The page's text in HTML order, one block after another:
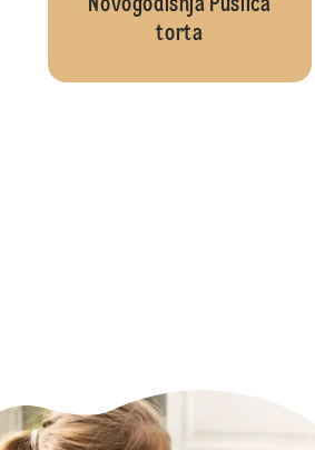
Novogodišnja Puslica
torta